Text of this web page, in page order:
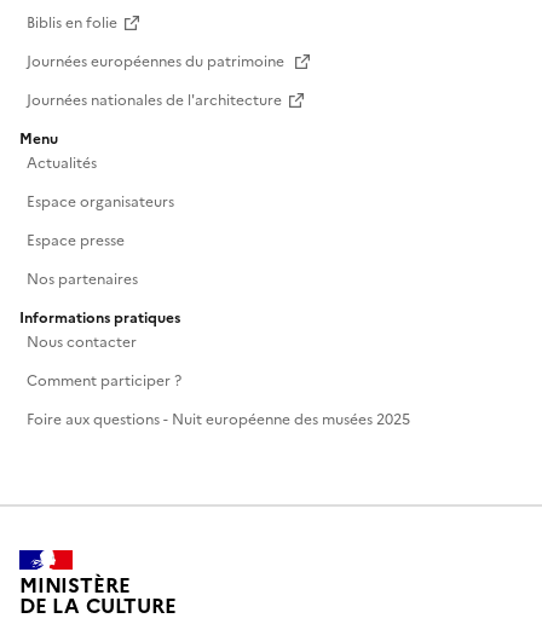
Biblis en folie
Journées européennes du patrimoine
Journées nationales de l'architecture
Menu
Actualités
Espace organisateurs
Espace presse
Nos partenaires
Informations pratiques
Nous contacter
Comment participer ?
Foire aux questions - Nuit européenne des musées 2025
MINISTÈRE
DE LA CULTURE